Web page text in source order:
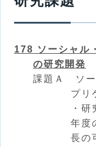
178 ソーシャル
の研究開発
課題Ａ ソー
プリ
・
年度
長の